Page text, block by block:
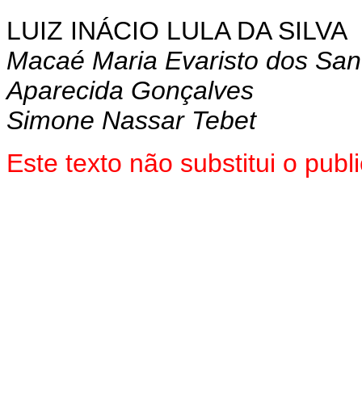
LUIZ INÁCIO LULA DA SILVA
Macaé Maria Evaristo dos
Aparecida Gonçalves
Simone Nassar Tebet
Este texto não substitui o